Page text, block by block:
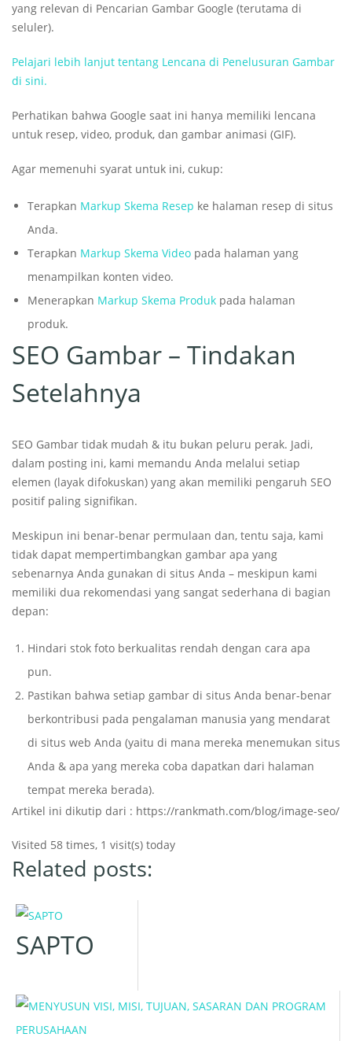
yang relevan di Pencarian Gambar Google (terutama di
seluler).
Pelajari lebih lanjut tentang Lencana di Penelusuran Gambar
di sini.
Perhatikan bahwa Google saat ini hanya memiliki lencana
untuk resep, video, produk, dan gambar animasi (GIF).
Agar memenuhi syarat untuk ini, cukup:
Terapkan Markup Skema Resep ke halaman resep di situs
Anda.
Terapkan Markup Skema Video pada halaman yang
menampilkan konten video.
Menerapkan Markup Skema Produk pada halaman
produk.
SEO Gambar – Tindakan
Setelahnya
SEO Gambar tidak mudah & itu bukan peluru perak. Jadi,
dalam posting ini, kami memandu Anda melalui setiap
elemen (layak difokuskan) yang akan memiliki pengaruh SEO
positif paling signifikan.
Meskipun ini benar-benar permulaan dan, tentu saja, kami
tidak dapat mempertimbangkan gambar apa yang
sebenarnya Anda gunakan di situs Anda – meskipun kami
memiliki dua rekomendasi yang sangat sederhana di bagian
depan:
Hindari stok foto berkualitas rendah dengan cara apa
pun.
Pastikan bahwa setiap gambar di situs Anda benar-benar
berkontribusi pada pengalaman manusia yang mendarat
di situs web Anda (yaitu di mana mereka menemukan situs
Anda & apa yang mereka coba dapatkan dari halaman
tempat mereka berada).
Artikel ini dikutip dari : https://rankmath.com/blog/image-seo/
Visited 58 times, 1 visit(s) today
Related posts:
SAPTO